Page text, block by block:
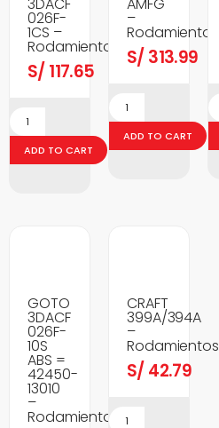
026F-
1CS –
Rodamientos
S/ 117.65
ADD TO CART
–
Rodamientos
S/ 313.99
ADD TO CART
GOTO
3DACF
026F-
10S
ABS =
42450-
13010
–
Rodamientos
CRAFT
399A/394A
–
Rodamientos
S/ 42.79